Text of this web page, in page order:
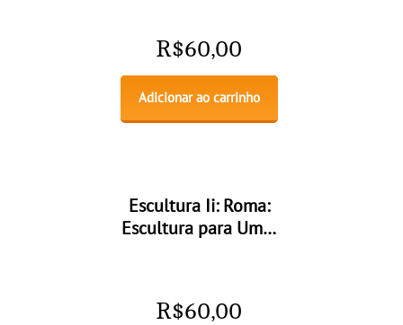
R$60,00
Adicionar ao carrinho
Escultura Ii: Roma:
Escultura para Um…
R$60,00